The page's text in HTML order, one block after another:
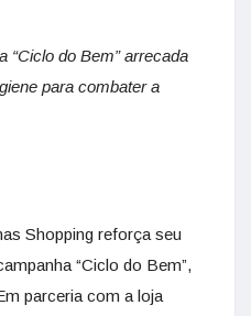
“Ciclo do Bem” arrecada
para combater a
Shopping reforça seu
“Ciclo do Bem”,
parceria com a loja